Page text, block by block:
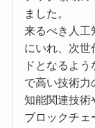
ました。
来るべき人工
にいれ、次世
ドとなるよ
で⾼い技術⼒
知能関連技術
ブロックチェ